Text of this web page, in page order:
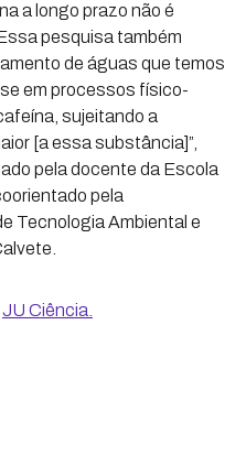
a longo prazo não é
pesquisa também
de águas que temos
em processos físico-
sujeitando a
[a essa substância]”,
pela docente da Escola
pela
Tecnologia Ambiental e
JU Ciência.